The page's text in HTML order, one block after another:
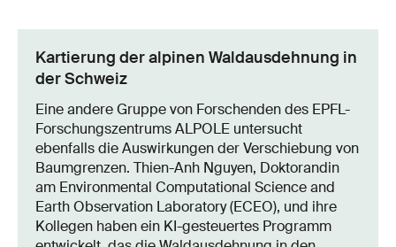
Kartierung der alpinen Waldausdehnung in
der Schweiz
Eine andere Gruppe von Forschenden des EPFL-
Forschungszentrums ALPOLE untersucht
ebenfalls die Auswirkungen der Verschiebung von
Baumgrenzen. Thien-Anh Nguyen, Doktorandin
am Environmental Computational Science and
Earth Observation Laboratory (ECEO), und ihre
Kollegen haben ein KI-gesteuertes Programm